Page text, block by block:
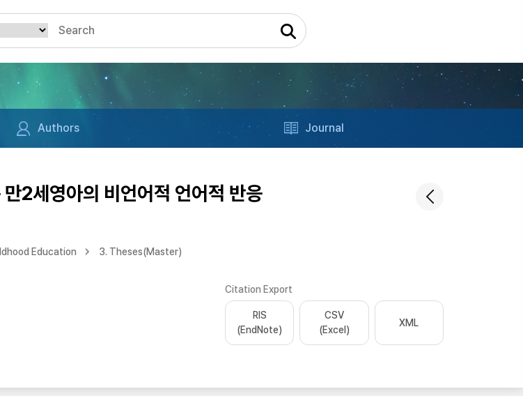
Authors Journal
2세영아의 비언어적 언어적 반응
Education 3. Theses(Master)
Citation Export
RIS
(EndNote)
CSV
(Excel)
XML